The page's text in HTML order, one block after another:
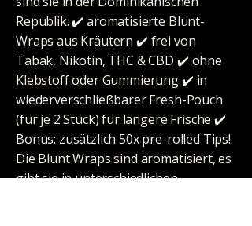
Republik. ✔️ aromatisierte Blunt-
Wraps aus Kräutern ✔️ frei von
Tabak, Nikotin, THC & CBD ✔️ ohne
Klebstoff oder Gummierung ✔️ in
wiederverschließbarer Fresh-Pouch
(für je 2 Stück) für längere Frische ✔️
Bonus: zusätzlich 50x pre-rolled Tips!
Die Blunt Wraps sind aromatisiert, es
gibt sie in unterschiedlichen